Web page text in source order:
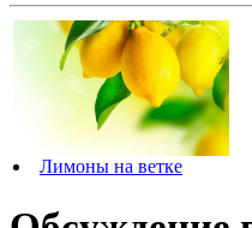
Лимоны на ветке